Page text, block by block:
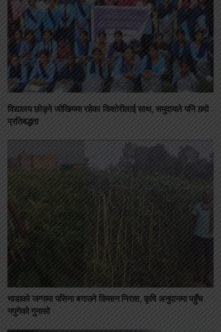
विद्यालय छोड्ने जोखिममा रहेका किशोरीलाई साथ, समुदायले पनि गर्‍यो
प्रतिबद्धता
भाडाको जग्गामा पसिना बगाउने किसान निराश, कृषि अनुदानमा पहुँच
नपुगेको गुनासो